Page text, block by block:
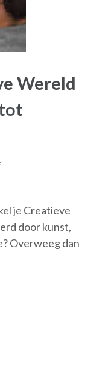
Wereld
je Creatieve
door kunst,
Overweeg dan